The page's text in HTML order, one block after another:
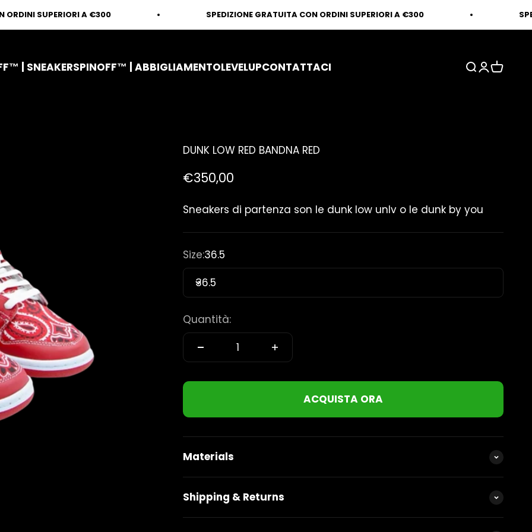
A €300 SPEDIZIONE GRATUITA CON ORDINI SUPERIORI A €300 SPEDIZIONE
| SNEAKERSPINOFF™ | ABBIGLIAMENTOLEVELUPCONTATTACI Mostra il
Mostra
Mostra
DUNK LOW RED BANDNA RED
Prezzo scontato
€350,00
Sneakers di partenza son le dunk low unlv o le dunk by you
Size:36.5
36.5
Quantità:
ACQUISTA ORA
Materials
Shipping & Returns